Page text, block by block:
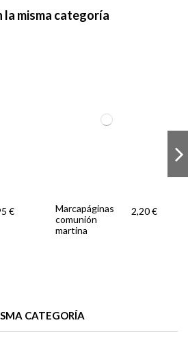
misma categoría
€
Marcapáginas
comunión
martina
2,20 €
CATEGORÍA